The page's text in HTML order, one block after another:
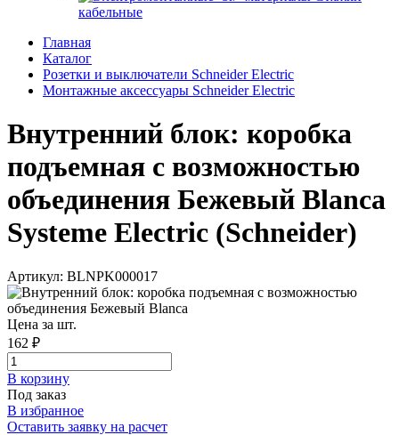
кабельные
Главная
Каталог
Розетки и выключатели Schneider Electric
Монтажные аксессуары Schneider Electric
Внутренний блок: коробка
подъемная с возможностью
объединения Бежевый Blanca
Systeme Electric (Schneider)
Артикул: BLNPK000017
Цена за шт.
162 ₽
В корзинy
Под заказ
В избранное
Оставить заявку на расчет